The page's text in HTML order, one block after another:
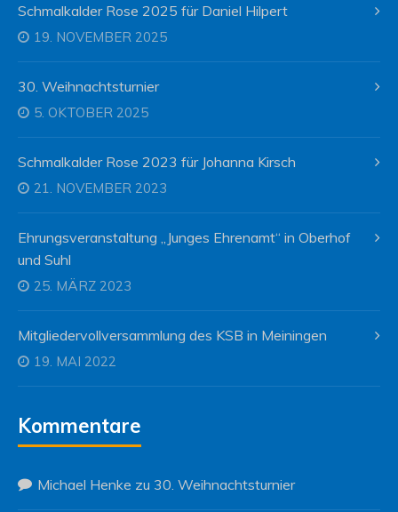
Schmalkalder Rose 2025 für Daniel Hilpert
19. NOVEMBER 2025
30. Weihnachtsturnier
5. OKTOBER 2025
Schmalkalder Rose 2023 für Johanna Kirsch
21. NOVEMBER 2023
Ehrungsveranstaltung „Junges Ehrenamt“ in Oberhof
und Suhl
25. MÄRZ 2023
Mitgliedervollversammlung des KSB in Meiningen
19. MAI 2022
Kommentare
Michael Henke zu 30. Weihnachtsturnier